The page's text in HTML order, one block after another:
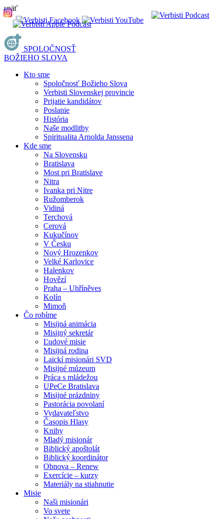
späť
SPOLOČNOSŤ
BOŽIEHO SLOVA
Kto sme
Spoločnosť Božieho Slova
Verbisti Slovenskej provincie
Prijatie kandidátov
Poslanie
História
Naše modlitby
Spiritualita Arnolda Janssena
Kde sme
Na Slovensku
Bratislava
Most pri Bratislave
Nitra
Ivanka pri Nitre
Ružomberok
Vidiná
Terchová
Cerová
Kukučínov
V Česku
Nový Hrozenkov
Velké Karlovice
Halenkov
Hovězí
Praha – Uhříněves
Kolín
Mimoň
Čo robíme
Misijná animácia
Misijný sekretár
Ľudové misie
Misijná rodina
Laickí misionári SVD
Misijné múzeum
Práca s mládežou
UPeCe Bratislava
Misijné prázdniny
Pastorácia povolaní
Vydavateľstvo
Časopis Hlasy
Knihy
Mladý misionár
Biblický apoštolát
Biblický koordinátor
Obnova – Renew
Exercície – kurzy
Materiály na stiahnutie
Misie
Naši misionári
Vo svete